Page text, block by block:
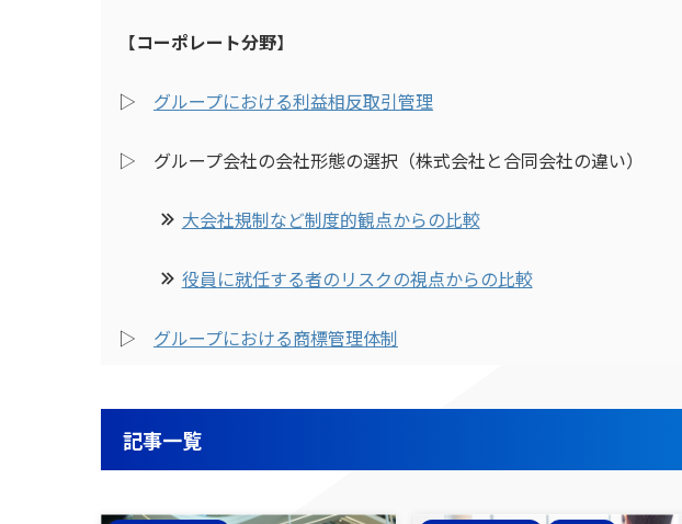
【コーポレート分野】
▷ グループにおける利益相反取引管理
▷ グループ会社の会社形態の選択（株式会社と合同会社の違い）
大会社規制など制度的観点からの比較
役員に就任する者のリスクの視点からの比較
▷ グループにおける商標管理体制
記事一覧